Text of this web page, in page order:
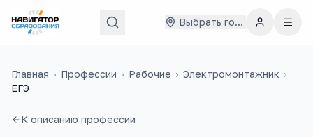
Выбрать город
Главная › Профессии › Рабочие › Электромонтажник ›
ЕГЭ
К описанию профессии